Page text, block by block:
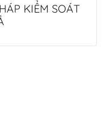
KIỂM SOÁT